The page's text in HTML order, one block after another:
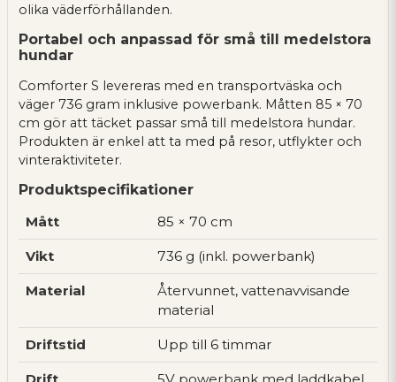
olika väderförhållanden.
Portabel och anpassad för små till medelstora
hundar
Comforter S levereras med en transportväska och
väger 736 gram inklusive powerbank. Måtten 85 × 70
cm gör att täcket passar små till medelstora hundar.
Produkten är enkel att ta med på resor, utflykter och
vinteraktiviteter.
Produktspecifikationer
Mått
85 × 70 cm
Vikt 736 g (inkl. powerbank)
Material
Återvunnet, vattenavvisande
material
Driftstid Upp till 6 timmar